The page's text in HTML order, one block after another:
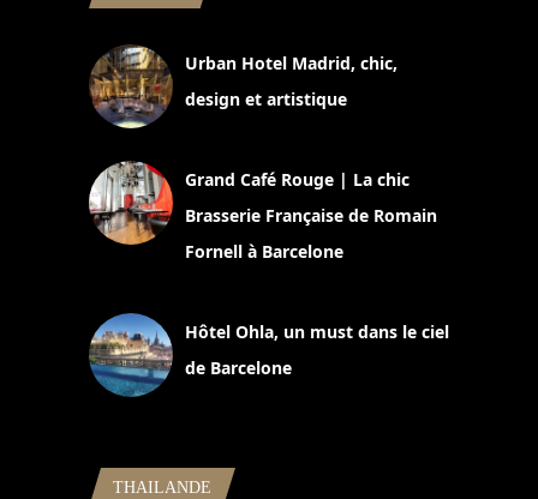
Urban Hotel Madrid, chic,
design et artistique
Grand Café Rouge | La chic
Brasserie Française de Romain
Fornell à Barcelone
Hôtel Ohla, un must dans le ciel
de Barcelone
THAILANDE